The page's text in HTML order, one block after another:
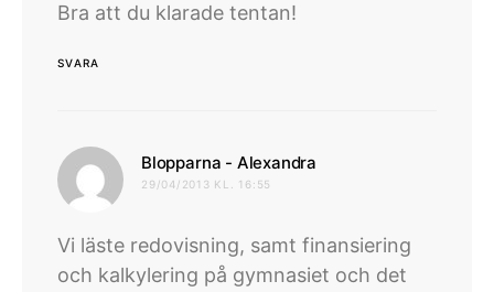
Bra att du klarade tentan!
SVARA
Blopparna - Alexandra
29/04/2013 KL. 16:55
Vi läste redovisning, samt finansiering
och kalkylering på gymnasiet och det